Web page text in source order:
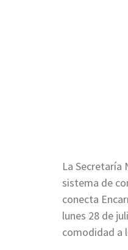
La Secretaría
sistema de
conecta
lunes 28 de
comodidad a